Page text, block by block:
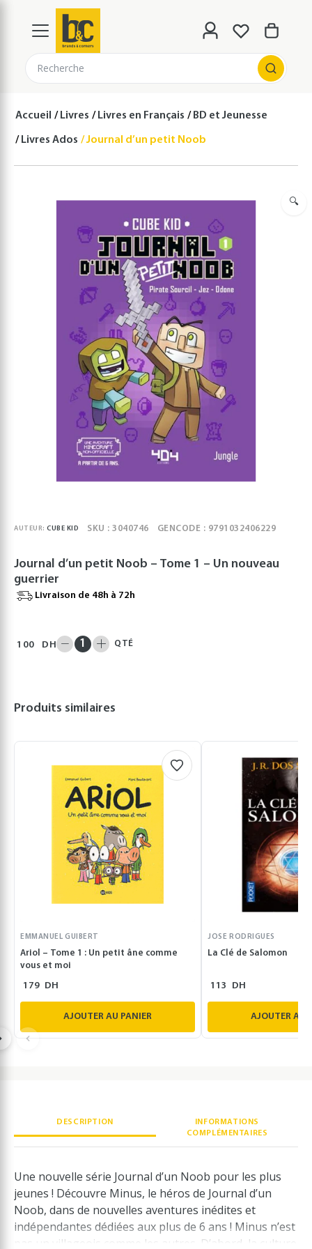
Recherche
Accueil Livres Livres en Français BD et Jeunesse
Livres Ados Journal d’un petit Noob – Tome 1 – Un
🔍
AUTEUR: CUBE KID SKU : 3040746 GENCODE : 9791032406229
Journal d’un petit Noob – Tome 1 – Un nouveau
guerrier
Livraison de 48h à 72h
100 DH QTÉ
Produits similaires
EMMANUEL GUIBERT
Ariol – Tome 1 : Un petit âne comme
vous et moi
179 DH
AJOUTER AU PANIER
JOSE RODRIGUES
La Clé de Salomon
113 DH
AJOUTER AU
DESCRIPTION
INFORMATIONS
COMPLÉMENTAIRES
Une nouvelle série Journal d’un Noob pour les plus
jeunes ! Découvre Minus, le héros de Journal d’un
Noob, dans de nouvelles aventures inédites et
indépendantes dédiées aux plus de 6 ans ! Minus n’est
pas un villageois comme les autres. D’abord, la culture